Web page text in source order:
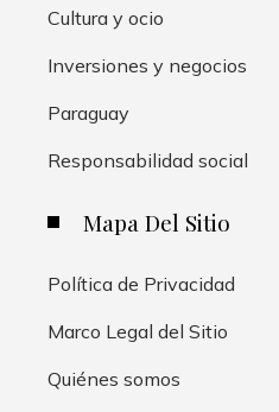
Cultura y ocio
Inversiones y negocios
Paraguay
Responsabilidad social
Mapa Del Sitio
Política de Privacidad
Marco Legal del Sitio
Quiénes somos